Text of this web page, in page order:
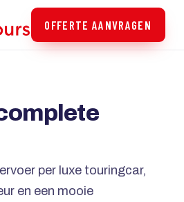
OFFERTE AANVRAGEN
per luxe touringcar,
en een mooie